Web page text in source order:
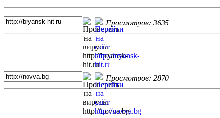
Просмотров: 3635
Просмотров: 2870